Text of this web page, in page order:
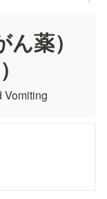
薬）
Vomiting